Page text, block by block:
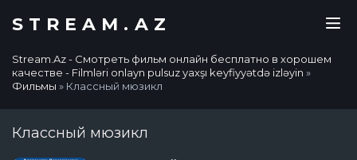
STREAM.AZ
Stream.Az - Смотреть фильм онлайн бесплатно в хорошем
качестве - Filmləri onlayn pulsuz yaxşı keyfiyyətdə izləyin »
Фильмы » Классный мюзикл
Классный мюзикл